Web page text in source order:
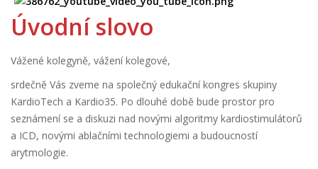
Úvodní slovo
Vážené kolegyně, vážení kolegové,
srdečně Vás zveme na společný edukační kongres skupiny
KardioTech a Kardio35. Po dlouhé době bude prostor pro
seznámení se a diskuzi nad novými algoritmy kardiostimulátorů
a ICD, novými ablačními technologiemi a budoucností
arytmologie.